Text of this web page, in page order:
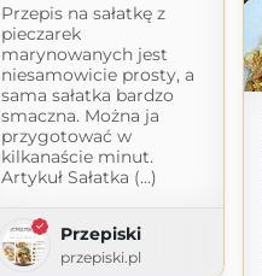
Przepis na sałatkę z
pieczarek
marynowanych jest
niesamowicie prosty, a
sama sałatka bardzo
smaczna. Można ja
przygotować w
kilkanaście minut.
Artykuł Sałatka (...)
Przepiski
przepiski.pl